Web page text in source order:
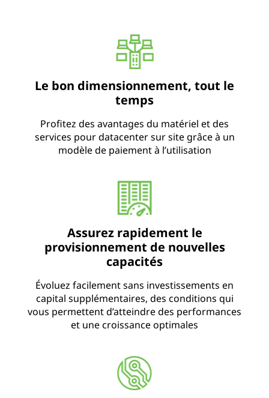
Le bon dimensionnement, tout le
temps
Profitez des avantages du matériel et des
services pour datacenter sur site grâce à un
modèle de paiement à l’utilisation
Assurez rapidement le
provisionnement de nouvelles
capacités
Évoluez facilement sans investissements en
capital supplémentaires, des conditions qui
vous permettent d’atteindre des performances
et une croissance optimales